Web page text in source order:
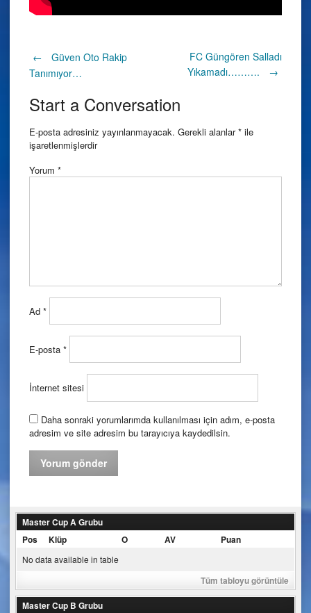
Post
navigation
←
Güven Oto Rakip
Tanımıyor…
FC Güngören Salladı
Yıkamadı……….
→
Start a Conversation
E-posta adresiniz yayınlanmayacak. Gerekli alanlar* ile
işaretlenmişlerdir
Yorum *
Ad *
E-posta *
İnternet sitesi
Daha sonraki yorumlarımda kullanılması için adım, e-posta
adresim ve site adresim bu tarayıcıya kaydedilsin.
Master Cup A Grubu
Pos
Klüp O AV Puan
No data available in table
Tüm tabloyu görüntüle
Master Cup B Grubu